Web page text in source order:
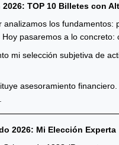
TOP 10 Billetes con
analizamos los
pasaremos a lo
mi selección subjetiva de
asesoramiento
2026: Mi Elección Experta